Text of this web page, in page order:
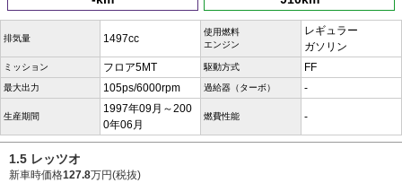
排気量 1497cc
使用燃料
エンジン
レギュラー
ガソリン
ミッション フロア5MT 駆動方式 FF
最大出力 105ps/6000rpm 過給器（ターボ） -
生産期間
1997年09月～200
0年06月
燃費性能 -
1.5 レッツオ
新車時価格127.8万円(税抜)